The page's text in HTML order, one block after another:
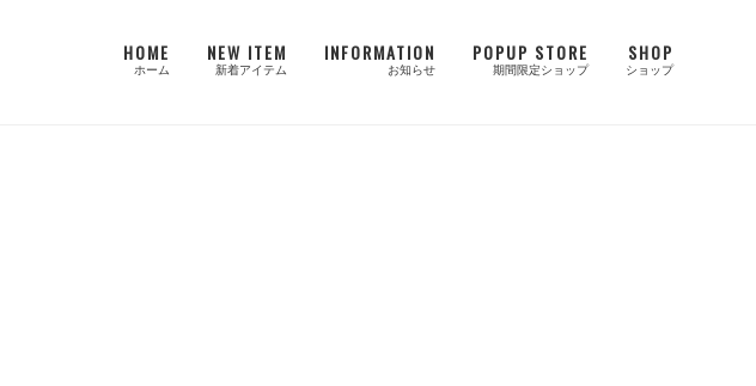
HOME
ホーム
NEW ITEM
新着アイテム
INFORMATION
お知らせ
POPUP STORE
期間限定ショップ
SHOP
ショップ